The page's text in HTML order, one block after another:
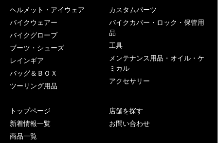
ヘルメット・アイウェア
バイクウェアー
バイクグローブ
ブーツ・シューズ
レインギア
バッグ＆ＢＯＸ
ツーリング用品
カスタムパーツ
バイクカバー・ロック・保管用
品
工具
メンテナンス用品・オイル・ケ
ミカル
アクセサリー
トップページ
新着情報一覧
商品一覧
店舗を探す
お問い合わせ